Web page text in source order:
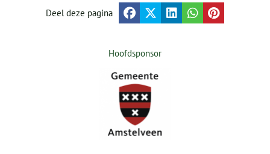
Deel deze pagina
Hoofdsponsor